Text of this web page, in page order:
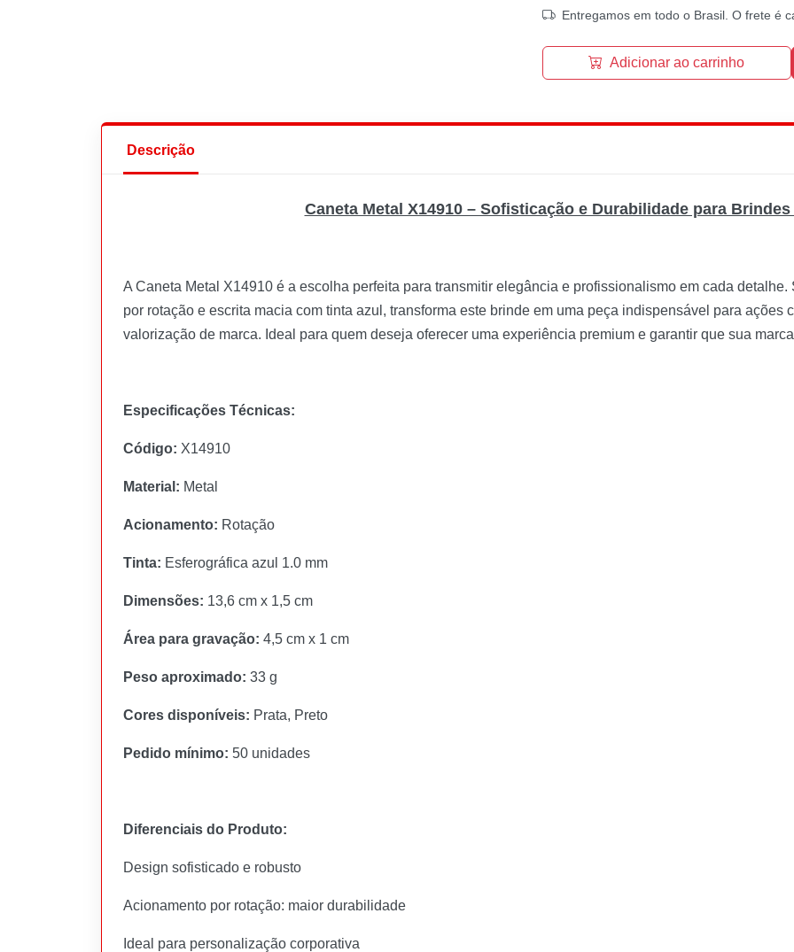
Entregamos em todo o Brasil. O frete é
Adicionar ao carrinho
Descrição
Caneta Metal X14910 – Sofisticação e Durabilidade para
A Caneta Metal X14910 é a escolha perfeita para transmitir elegância e profissionalismo em cada
por rotação e escrita macia com tinta azul, transforma este brinde em uma peça indispensável para ações
valorização de marca. Ideal para quem deseja oferecer uma experiência premium e garantir que sua
Especificações Técnicas:
Código: X14910
Material: Metal
Acionamento: Rotação
Tinta: Esferográfica azul 1.0 mm
Dimensões: 13,6 cm x 1,5 cm
Área para gravação: 4,5 cm x 1 cm
Peso aproximado: 33 g
Cores disponíveis: Prata, Preto
Pedido mínimo: 50 unidades
Diferenciais do Produto:
Design sofisticado e robusto
Acionamento por rotação: maior durabilidade
Ideal para personalização corporativa